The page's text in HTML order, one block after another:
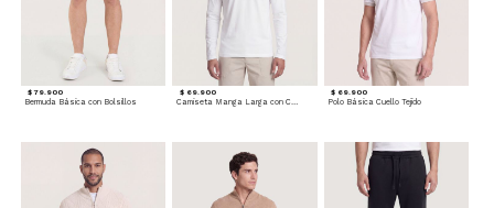
$ 79.900
Bermuda Básica con Bolsillos
$ 69.900
Camiseta Manga Larga con Cuello Henley
$ 69.900
Polo Básica Cuello Tejido